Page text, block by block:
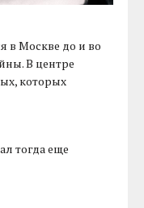
в Москве до и во
В центре
которых
тогда еще